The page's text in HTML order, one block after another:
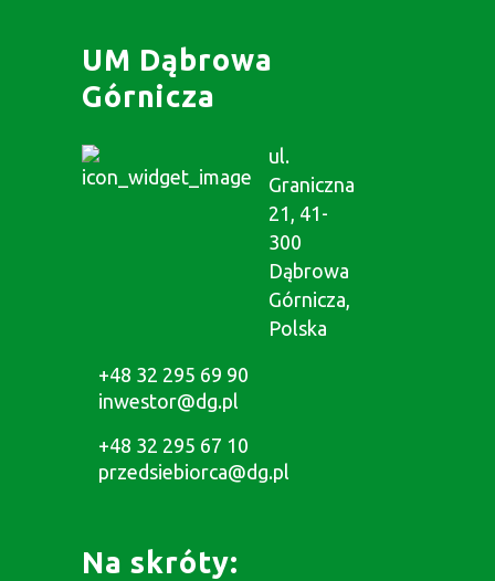
UM Dąbrowa
Górnicza
ul.
Graniczna
21, 41-
300
Dąbrowa
Górnicza,
Polska
+48 32 295 69 90
inwestor@dg.pl
+48 32 295 67 10
przedsiebiorca@dg.pl
Na skróty: